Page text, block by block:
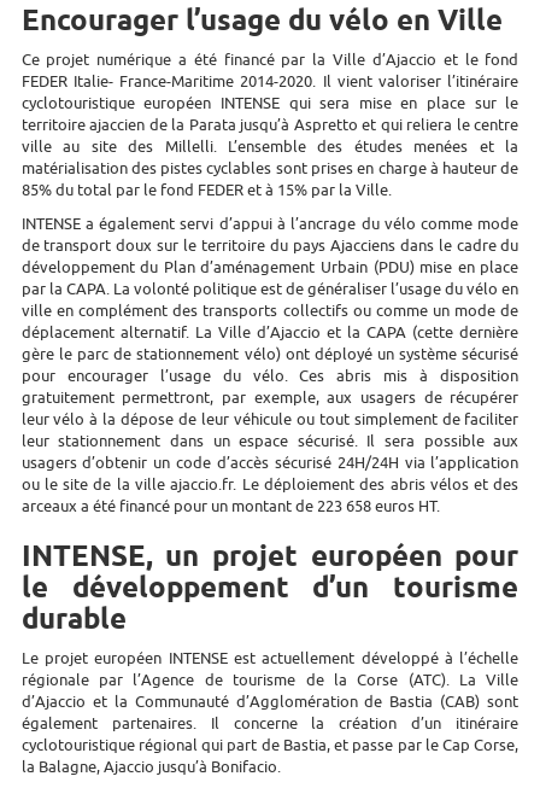
Encourager l’usage du vélo en Ville
Ce projet numérique a été financé par la Ville d’Ajaccio et le fond
FEDER Italie- France-Maritime 2014-2020. Il vient valoriser l’itinéraire
cyclotouristique européen INTENSE qui sera mise en place sur le
territoire ajaccien de la Parata jusqu’à Aspretto et qui reliera le centre
ville au site des Millelli. L’ensemble des études menées et la
matérialisation des pistes cyclables sont prises en charge à hauteur de
85% du total par le fond FEDER et à 15% par la Ville.
INTENSE a également servi d’appui à l’ancrage du vélo comme mode
de transport doux sur le territoire du pays Ajacciens dans le cadre du
développement du Plan d’aménagement Urbain (PDU) mise en place
par la CAPA. La volonté politique est de généraliser l’usage du vélo en
ville en complément des transports collectifs ou comme un mode de
déplacement alternatif. La Ville d’Ajaccio et la CAPA (cette dernière
gère le parc de stationnement vélo) ont déployé un système sécurisé
pour encourager l’usage du vélo. Ces abris mis à disposition
gratuitement permettront, par exemple, aux usagers de récupérer
leur vélo à la dépose de leur véhicule ou tout simplement de faciliter
leur stationnement dans un espace sécurisé. Il sera possible aux
usagers d’obtenir un code d’accès sécurisé 24H/24H via l’application
ou le site de la ville ajaccio.fr. Le déploiement des abris vélos et des
arceaux a été financé pour un montant de 223 658 euros HT.
INTENSE, un projet européen pour
le développement d’un tourisme
durable
Le projet européen INTENSE est actuellement développé à l’échelle
régionale par l’Agence de tourisme de la Corse (ATC). La Ville
d’Ajaccio et la Communauté d’Agglomération de Bastia (CAB) sont
également partenaires. Il concerne la création d’un itinéraire
cyclotouristique régional qui part de Bastia, et passe par le Cap Corse,
la Balagne, Ajaccio jusqu’à Bonifacio.